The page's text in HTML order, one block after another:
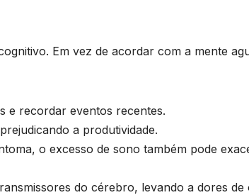
Em vez de acordar com a mente
e recordar eventos recentes.
a produtividade.
o excesso de sono também pode
do cérebro, levando a dores de